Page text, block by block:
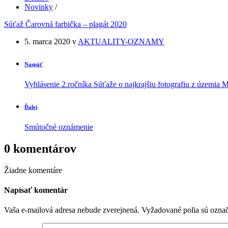
Novinky /
Súťaž Čarovná farbička – plagát 2020
5. marca 2020 v AKTUALITY-OZNAMY
Naspäť
Vyhlásenie 2.ročníka Súťaže o najkrajšiu fotografiu z územia
Ďalej
Smútočné oznámenie
0 komentárov
Žiadne komentáre
Napísať komentár
Vaša e-mailová adresa nebude zverejnená. Vyžadované polia sú